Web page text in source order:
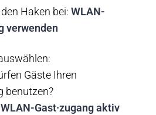
Haken bei:WLAN-
verwenden
Gäste Ihren
benutzen?
WLAN-Gast·zugang aktiv